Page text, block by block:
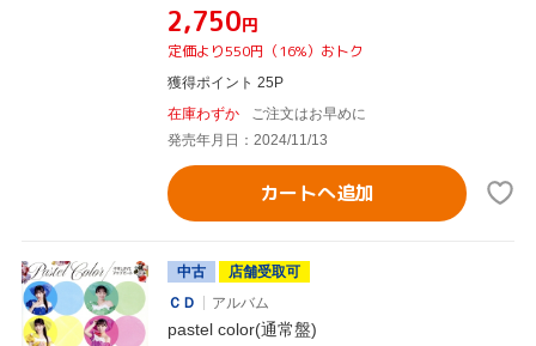
¥2,750円
定価より550円（16%）おトク
獲得ポイント 25P
在庫わずか
ご注文はお早めに
発売年月日：2024/11/13
カートへ追加
中古
店舗受取可
ＣＤ
アルバム
pastel color(通常盤)